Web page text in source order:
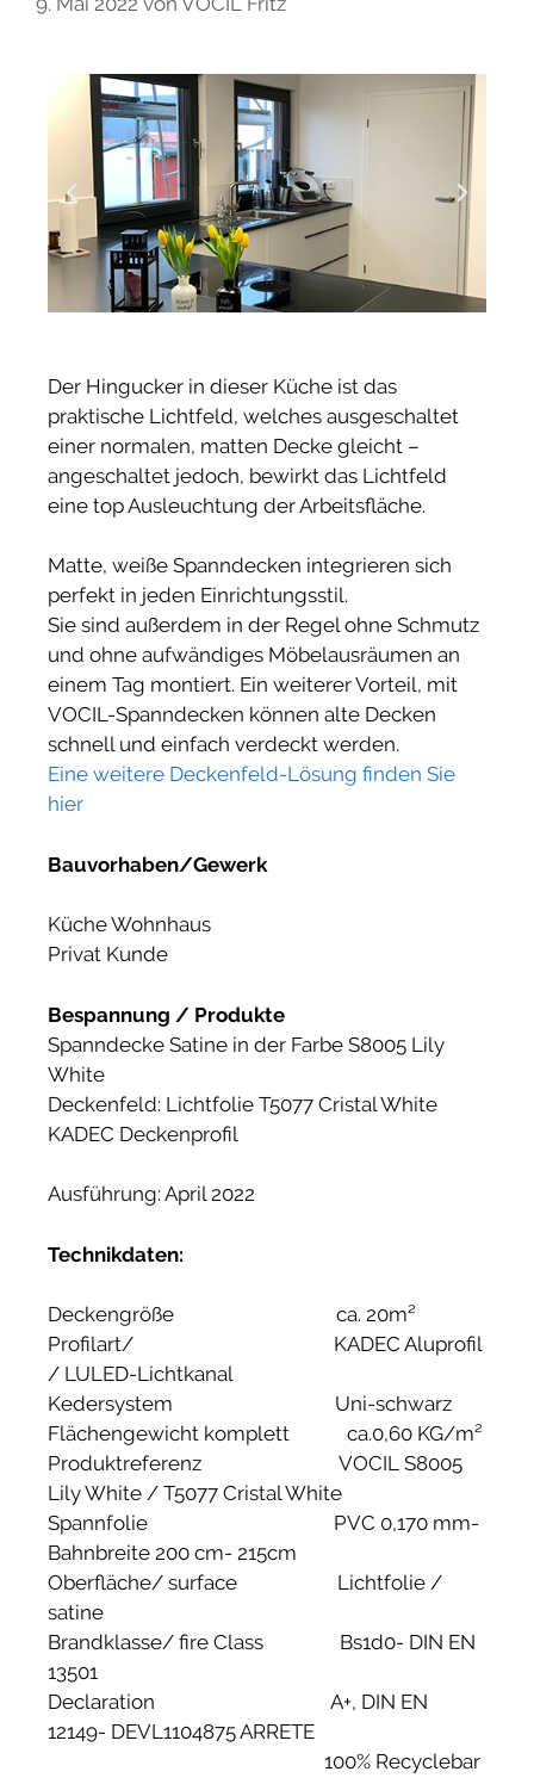
Der Hingucker in dieser Küche ist das
praktische Lichtfeld, welches ausgeschaltet
einer normalen, matten Decke gleicht –
angeschaltet jedoch, bewirkt das Lichtfeld
eine top Ausleuchtung der Arbeitsfläche.
Matte, weiße Spanndecken integrieren sich
perfekt in jeden Einrichtungsstil.
Sie sind außerdem in der Regel ohne Schmutz
und ohne aufwändiges Möbelausräumen an
einem Tag montiert. Ein weiterer Vorteil, mit
VOCIL-Spanndecken können alte Decken
schnell und einfach verdeckt werden.
Eine weitere Deckenfeld-Lösung finden Sie
hier
Bauvorhaben/Gewerk
Küche Wohnhaus
Privat Kunde
Bespannung / Produkte
Spanndecke Satine in der Farbe S8005 Lily
White
Deckenfeld: Lichtfolie T5077 Cristal White
KADEC Deckenprofil
Ausführung: April 2022
Technikdaten:
Deckengröße ca. 20m²
Profilart/ KADEC Aluprofil
/ LULED-Lichtkanal
Kedersystem Uni-schwarz
Flächengewicht komplett ca.0,60 KG/m²
Produktreferenz VOCIL S8005
Lily White / T5077 Cristal White
Spannfolie PVC 0,170 mm-
Bahnbreite 200 cm- 215cm
Oberfläche/ surface Lichtfolie /
satine
Brandklasse/ fire Class Bs1d0- DIN EN
13501
Declaration A+, DIN EN
12149- DEVL1104875 ARRETE
100% Recyclebar